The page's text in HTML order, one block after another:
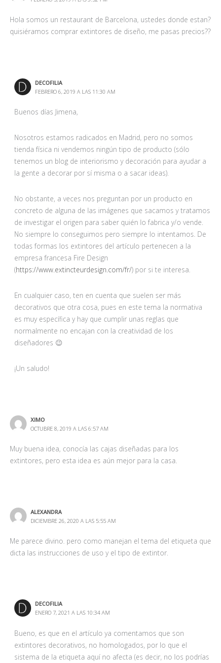
Hola somos un restaurant de Barcelona, ustedes donde estan?
quisiéramos comprar extintores de diseño, me pasas precios??
DECOFILIA
FEBRERO 6, 2019 A LAS 11:30 AM
Buenos días Jimena,
Nosotros estamos radicados en Madrid, pero no somos
tienda física ni vendemos ningún tipo de producto (sólo
tenemos un blog de interiorismo y decoración para ayudar a
la gente a decorar por sí misma o a sacar ideas).
No obstante, a veces nos preguntan por un producto en
concreto de alguna de las imágenes que sacamos y tratamos
de investigar el origen para saber quién lo fabrica y/o vende.
No siempre lo conseguimos pero siempre lo intentamos. De
todas formas los extintores del artículo pertenecen a la
empresa francesa Fire Design
(https://www.extincteurdesign.com/fr/) por si te interesa.
En cualquier caso, ten en cuenta que suelen ser más
decorativos que otra cosa, pues en este tema la normativa
es muy específica y hay que cumplir unas reglas que
normalmente no encajan con la creatividad de los
diseñadores 😉
¡Un saludo!
XIMO
OCTUBRE 8, 2019 A LAS 6:57 AM
Muy buena idea, conocía las cajas diseñadas para los
extintores, pero esta idea es aún mejor para la casa.
ALEXANDRA
DICIEMBRE 26, 2020 A LAS 5:55 AM
Me parece divino. pero como manejan el tema del etiqueta que
dicta las instrucciones de uso y el tipo de extintor.
DECOFILIA
ENERO 7, 2021 A LAS 10:34 AM
Bueno, es que en el artículo ya comentamos que son
extintores decorativos, no homologados, por lo que el
sistema de la etiqueta aquí no afecta (es decir, no los podrías